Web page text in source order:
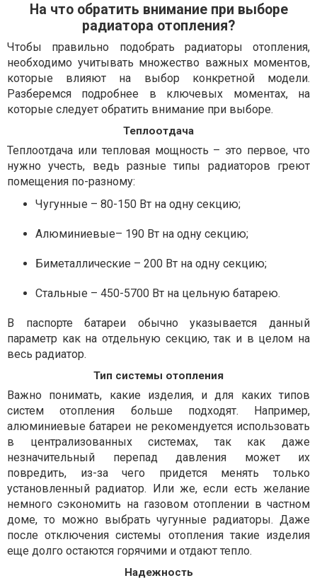
На что обратить внимание при выборе
радиатора отопления?
Чтобы правильно подобрать радиаторы отопления,
необходимо учитывать множество важных моментов,
которые влияют на выбор конкретной модели.
Разберемся подробнее в ключевых моментах, на
которые следует обратить внимание при выборе.
Теплоотдача
Теплоотдача или тепловая мощность – это первое, что
нужно учесть, ведь разные типы радиаторов греют
помещения по-разному:
Чугунные – 80-150 Вт на одну секцию;
Алюминиевые– 190 Вт на одну секцию;
Биметаллические – 200 Вт на одну секцию;
Стальные – 450-5700 Вт на цельную батарею.
В паспорте батареи обычно указывается данный
параметр как на отдельную секцию, так и в целом на
весь радиатор.
Тип системы отопления
Важно понимать, какие изделия, и для каких типов
систем отопления больше подходят. Например,
алюминиевые батареи не рекомендуется использовать
в централизованных системах, так как даже
незначительный перепад давления может их
повредить, из-за чего придется менять только
установленный радиатор. Или же, если есть желание
немного сэкономить на газовом отоплении в частном
доме, то можно выбрать чугунные радиаторы. Даже
после отключения системы отопления такие изделия
еще долго остаются горячими и отдают тепло.
Надежность